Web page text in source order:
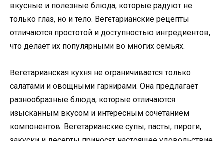
вкусные и полезные блюда, которые радуют не
только глаз, но и тело. Вегетарианские рецепты
отличаются простотой и доступностью ингредиентов,
что делает их популярными во многих семьях.
Вегетарианская кухня не ограничивается только
салатами и овощными гарнирами. Она предлагает
разнообразные блюда, которые отличаются
изысканным вкусом и интересным сочетанием
компонентов. Вегетарианские супы, пасты, пироги,